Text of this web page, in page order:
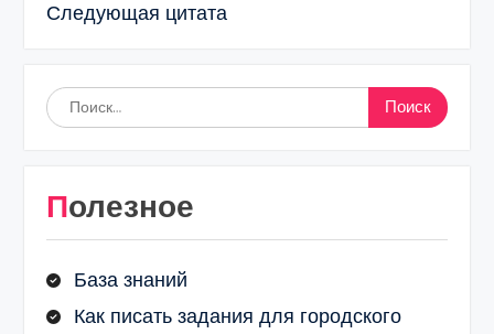
Следующая цитата
Найти:
Полезное
База знаний
Как писать задания для городского